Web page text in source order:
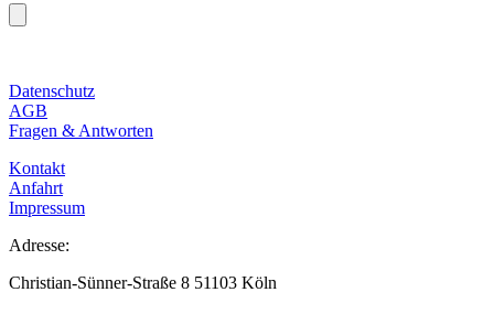
Datenschutz
AGB
Fragen & Antworten
Kontakt
Anfahrt
Impressum
Adresse:
Christian-Sünner-Straße 8 51103 Köln